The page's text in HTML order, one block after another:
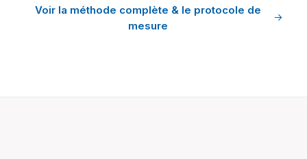
Voir la méthode complète & le protocole de
mesure